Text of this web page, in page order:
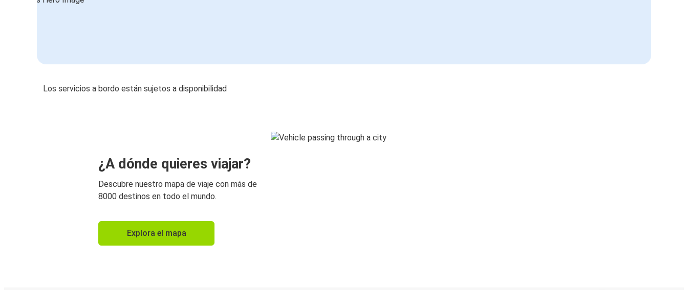
Los servicios a bordo están sujetos a disponibilidad
¿A dónde quieres viajar?
Descubre nuestro mapa de viaje con más de
8000 destinos en todo el mundo.
Explora el mapa